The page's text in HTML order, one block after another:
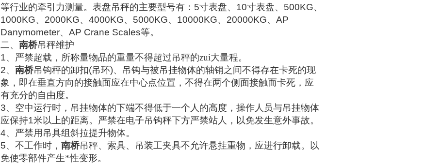
等行业的牵引力测量。表盘吊秤的主要型号有： 5寸表盘、 10寸表盘、 500KG、
1000KG、 2000KG、 4000KG、 5000KG、 10000KG、 20000KG、 AP
Danymometer、 AP Crane Scales等。
二、 南桥吊秤维护
1、严禁超载，所称量物品的重量不得超过吊秤的zui大量程。
2、 南桥吊钩秤的卸扣(吊环)、吊钩与被吊挂物体的轴销之间不得存在卡死的现
象，即在垂直方向的接触面应在中心点位置，不得在两个侧面接触而卡死，应
有充分的自由度。
3、空中运行时，吊挂物体的下端不得低于一个人的高度，操作人员与吊挂物体
应保持1米以上的距离。严禁在电子吊钩秤下方严禁站人，以免发生意外事故。
4、严禁用吊具组斜拉提升物体。
5、不工作时， 南桥吊秤、索具、吊装工夹具不允许悬挂重物，应进行卸载。以
免使零部件产生*性变形。